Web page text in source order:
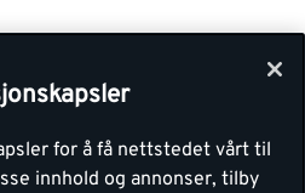
for å få nettstedet vårt til
innhold og annonser, tilby